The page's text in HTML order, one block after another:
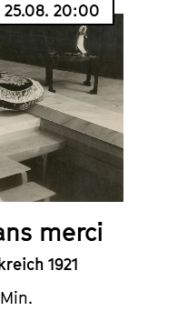
25.08. 20:00
merci
1921